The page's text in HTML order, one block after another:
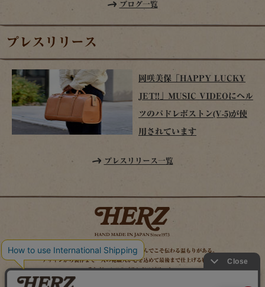
ブログ一覧
プレスリリース
岡咲美保「HAPPY LUCKY
JET!!」MUSIC VIDEOにヘル
ツのパドレボストン(V-5)が使
用されています
プレスリリース一覧
時を経てこそ解る味わいがある。使い込んでこそ伝わる温もりがある。
デザインから製作まで一人の鞄職人が心を込めて最後まで仕上げる鞄作り。
それがヘルツのブランドスピリット。